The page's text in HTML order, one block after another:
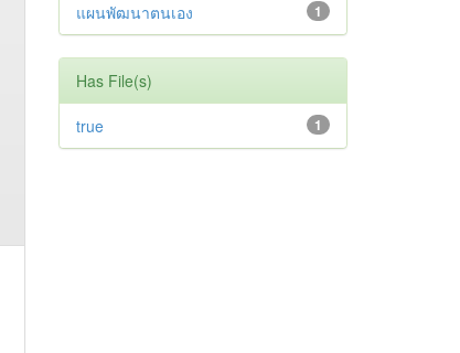
1
แผนพัฒนาตนเอง
Has File(s)
1
true